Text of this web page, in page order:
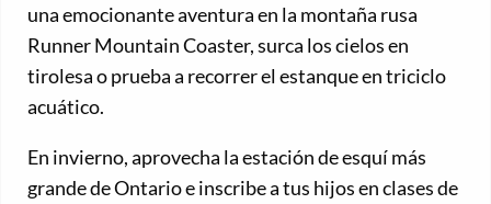
una emocionante aventura en la montaña rusa
Runner Mountain Coaster, surca los cielos en
tirolesa o prueba a recorrer el estanque en triciclo
acuático.
En invierno, aprovecha la estación de esquí más
grande de Ontario e inscribe a tus hijos en clases de